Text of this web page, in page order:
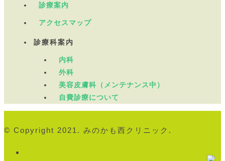
診療案内
アクセスマップ
診療科案内
内科
外科
美容皮膚科（メンテナンス中）
自費診療について
© Copyright 2021. みのかも西クリニック.